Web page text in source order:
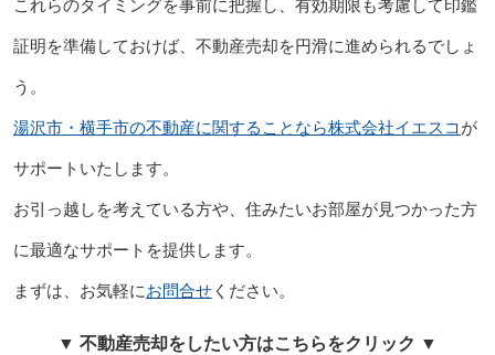
これらのタイミングを事前に把握し、有効期限も考慮して印鑑
証明を準備しておけば、不動産売却を円滑に進められるでしょ
う。
湯沢市・横手市の不動産に関することなら株式会社イエスコ が
サポートいたします。
お引っ越しを考えている方や、住みたいお部屋が見つかった方
に最適なサポートを提供します。
まずは、お気軽にお問合せください。
▼ 不動産売却をしたい方はこちらをクリック ▼